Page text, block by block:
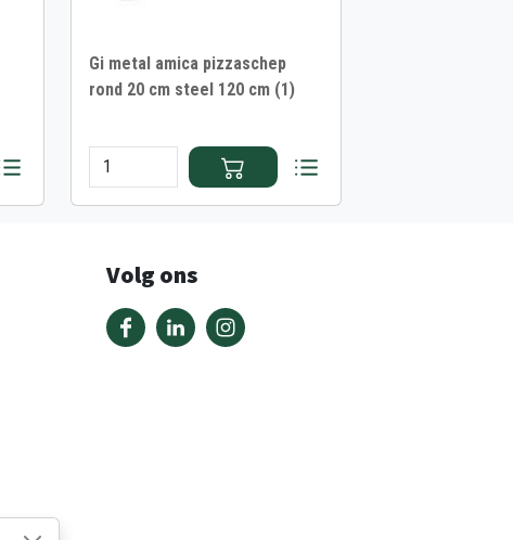
Gi metal amica pizzaschep
rond 20 cm steel 120 cm (1)
Volg ons